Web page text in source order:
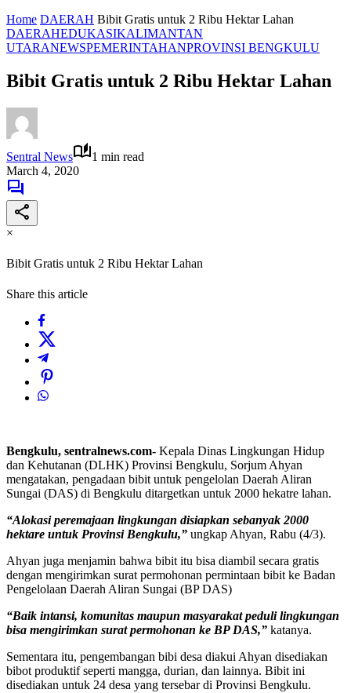
Home DAERAH Bibit Gratis untuk 2 Ribu Hektar Lahan
DAERAHEDUKASIKALIMANTAN
UTARANEWSPEMERINTAHANPROVINSI BENGKULU
Bibit Gratis untuk 2 Ribu Hektar Lahan
Sentral News
1 min read
March 4, 2020
×
Bibit Gratis untuk 2 Ribu Hektar Lahan
Share this article
Bengkulu, sentralnews.com- Kepala Dinas Lingkungan Hidup
dan Kehutanan (DLHK) Provinsi Bengkulu, Sorjum Ahyan
mengatakan, pengadaan bibit untuk pengelolan Daerah Aliran
Sungai (DAS) di Bengkulu ditargetkan untuk 2000 hekatre lahan.
“Alokasi peremajaan lingkungan disiapkan sebanyak 2000
hektare untuk Provinsi Bengkulu,” ungkap Ahyan, Rabu (4/3).
Ahyan juga menjamin bahwa bibit itu bisa diambil secara gratis
dengan mengirimkan surat permohonan permintaan bibit ke Badan
Pengelolaan Daerah Aliran Sungai (BP DAS)
“Baik intansi, komunitas maupun masyarakat peduli lingkungan
bisa mengirimkan surat permohonan ke BP DAS,” katanya.
Sementara itu, pengembangan bibi desa diakui Ahyan disediakan
bibot produktif seperti mangga, durian, dan lainnya. Bibit ini
disediakan untuk 24 desa yang tersebar di Provinsi Bengkulu.